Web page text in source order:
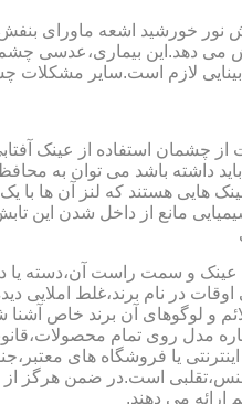
می دهد.این بیماری،عدسی
لازم است.سایر
چشمان استفاده از عینک
هایی هستند که لنز آن ها
مانع از داخل شدن این
و سمت راست آن،دسته یا
در نام برند،غلط املایی
و لوگوهای آن برند خاص
مدل روی تمام
یا فروشگاه های
است.در ضمن هرگز
می دهند.